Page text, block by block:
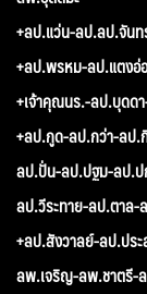
+ลป.แว่น-ลป.ลป.จันท
+ลป.พรหม-ลป.แตงอ่
+เจ้าคุณนร.-ลป.บุดด
+ลป.กูด-ลป.กว่า-ลป.
ลป.ปั่น-ลป.ปฐม-ลป.
ลป.วีระทาย-ลป.ตาล
+ลป.สังวาลย์-ลป.ปร
ลพ.เจริญ-ลพ.ชาตรี-